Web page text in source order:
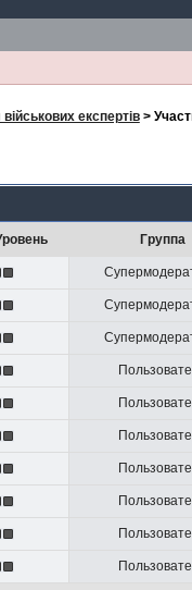
експертів>
Группа